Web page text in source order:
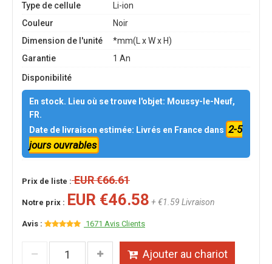
Type de cellule
Li-ion
Couleur
Noir
Dimension de l'unité
*mm(L x W x H)
Garantie
1 An
Disponibilité
En stock. Lieu où se trouve l'objet: Moussy-le-Neuf,
FR.
Date de livraison estimée: Livrés en France dans 2-5
jours ouvrables
Prix de liste :EUR €66.61
Notre prix : EUR €46.58 + €1.59 Livraison
Avis : 1671 Avis Clients
Ajouter au chariot